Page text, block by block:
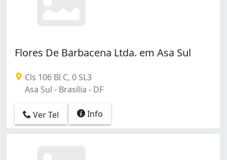
Flores De Barbacena Ltda. em Asa Sul
Cls 106 Bl C, 0 SL3
Asa Sul - Brasília - DF
Ver Tel Info